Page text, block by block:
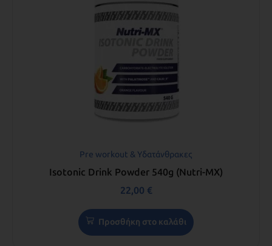
Pre workout & Υδατάνθρακες
Isotonic Drink Powder 540g (Nutri-MX)
22,00 €
Προσθήκη στο καλάθι